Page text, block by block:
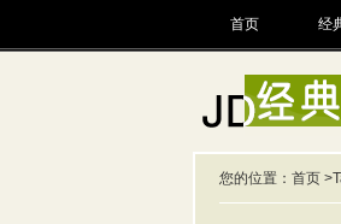
首页 经
您的位置： 首页 >